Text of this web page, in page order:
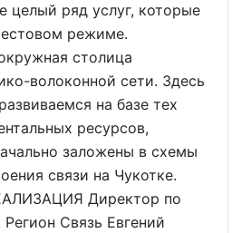
целый ряд услуг, которые
режиме.
столица
волоконной сети. Здесь
на базе тех
ресурсов,
заложены в схемы
связи на Чукотке.
Директор по
Связь Евгений